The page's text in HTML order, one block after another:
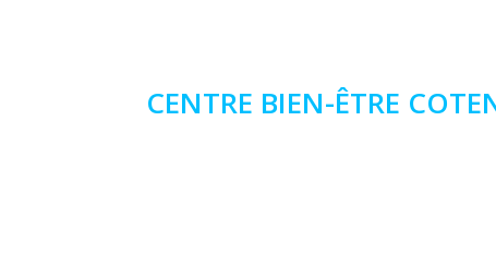
CENTRE BIEN-ÊTRE